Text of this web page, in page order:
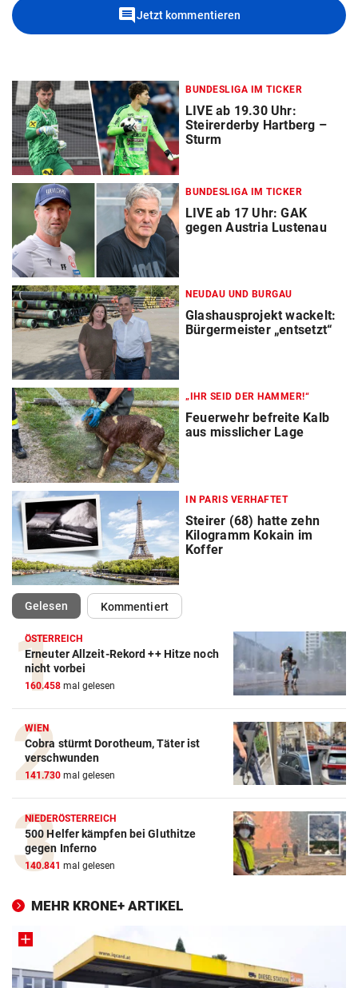
commentJetzt kommentieren
BUNDESLIGA IM TICKER
LIVE ab 19.30 Uhr:
Steirerderby Hartberg –
Sturm
BUNDESLIGA IM TICKER
LIVE ab 17 Uhr: GAK
gegen Austria Lustenau
NEUDAU UND BURGAU
Glashausprojekt wackelt:
Bürgermeister „entsetzt“
„IHR SEID DER HAMMER!“
Feuerwehr befreite Kalb
aus misslicher Lage
IN PARIS VERHAFTET
Steirer (68) hatte zehn
Kilogramm Kokain im
Koffer
Gelesen(ausgewählt)Kommentiert
ÖSTERREICH
Erneuter Allzeit-Rekord ++ Hitze noch
nicht vorbei
160.458 mal gelesen
WIEN
Cobra stürmt Dorotheum, Täter ist
verschwunden
141.730 mal gelesen
NIEDERÖSTERREICH
500 Helfer kämpfen bei Gluthitze
gegen Inferno
140.841 mal gelesen
MEHR KRONE+ ARTIKEL